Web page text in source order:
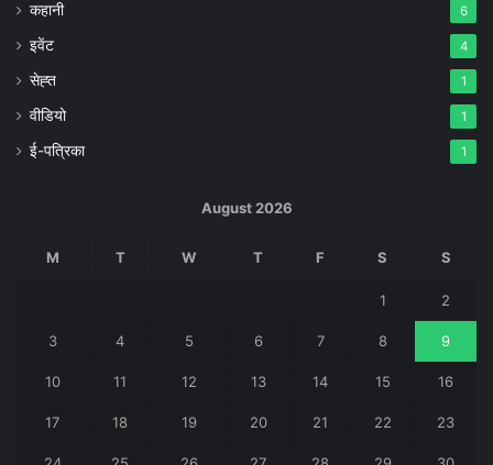
कहानी 6
इवेंट 4
सेह्त 1
वीडियो 1
ई-पत्रिका 1
August 2026
M T W T F S S
1 2
3 4 5 6 7 8 9
10 11 12 13 14 15 16
17 18 19 20 21 22 23